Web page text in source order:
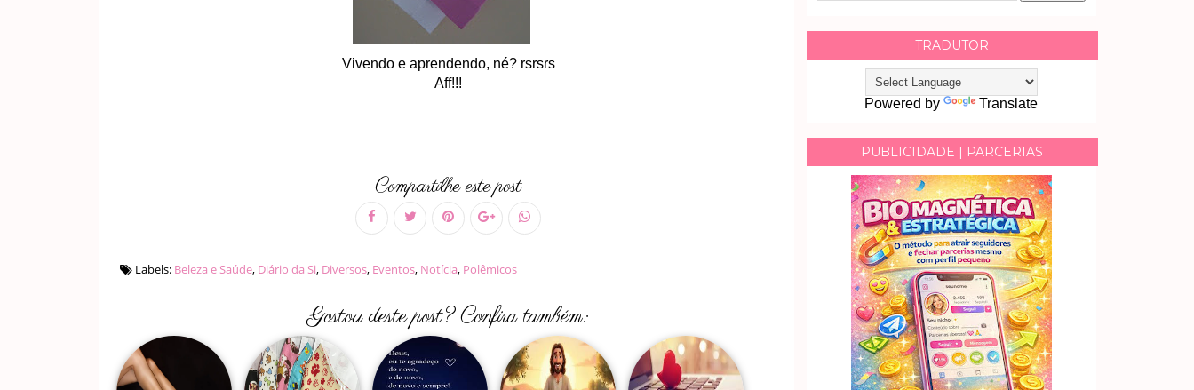
Vivendo e aprendendo, né? rsrsrs
Aff!!!
Compartilhe este post
Labels: Beleza e Saúde, Diário da Si, Diversos, Eventos, Notícia, Polêmicos
Gostou deste post? Confira também:
TRADUTOR
Powered by Translate
PUBLICIDADE | PARCERIAS